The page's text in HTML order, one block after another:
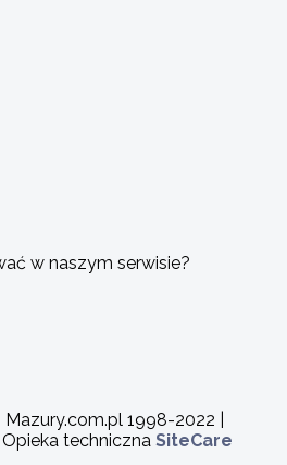
w naszym serwisie?
1998-2022 |
| Opieka techniczna SiteCare